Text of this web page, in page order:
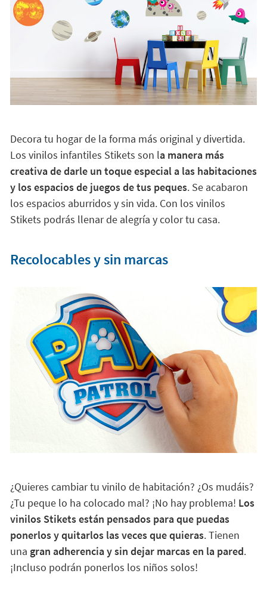
Decora tu hogar de la forma más original y divertida.
Los vinilos infantiles Stikets son la manera más
creativa de darle un toque especial a las habitaciones
y los espacios de juegos de tus peques. Se acabaron
los espacios aburridos y sin vida. Con los vinilos
Stikets podrás llenar de alegría y color tu casa.
Recolocables y sin marcas
¿Quieres cambiar tu vinilo de habitación? ¿Os mudáis?
¿Tu peque lo ha colocado mal? ¡No hay problema! Los
vinilos Stikets están pensados para que puedas
ponerlos y quitarlos las veces que quieras. Tienen
una gran adherencia y sin dejar marcas en la pared.
¡Incluso podrán ponerlos los niños solos!